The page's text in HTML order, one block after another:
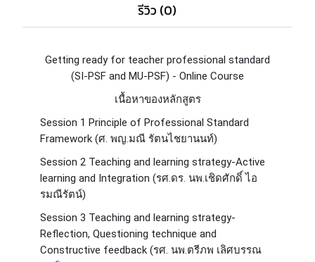
รีวิว (0)
Getting ready for teacher professional standard
(SI-PSF and MU-PSF) - Online Course
เนื้อหาของหลักสูตร
Session 1 Principle of Professional Standard
Framework (ศ. พญ.มณี รัตนไชยานนท์)
Session 2 Teaching and learning strategy-Active
learning and Integration (รศ.ดร. นพ.เชิดศักดิ์ ไอ
รมณีรัตน์)
Session 3 Teaching and learning strategy-
Reflection, Questioning technique and
Constructive feedback (รศ. นพ.ตรีภพ เลิศบรรณ